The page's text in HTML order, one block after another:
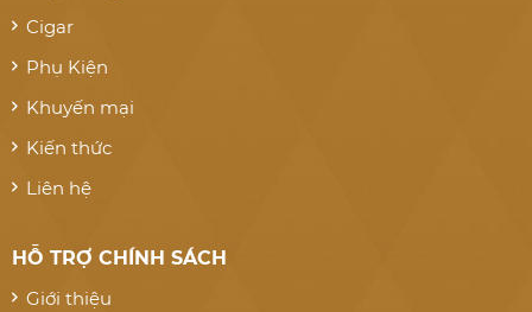
Cigar
Phụ Kiện
Khuyến mại
Kiến thức
Liên hệ
HỖ TRỢ CHÍNH SÁCH
Giới thiệu